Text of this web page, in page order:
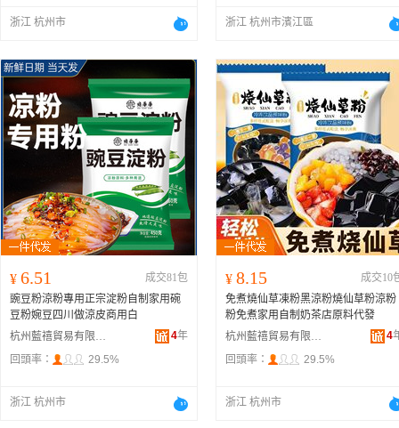
浙江 杭州市 浙江 杭州市濱江區
¥ 6.51
成交81包
豌豆粉涼粉專用正宗淀粉自制家用碗
豆粉婉豆四川做涼皮商用白
杭州藍禧貿易有限公司
4年
回頭率：
29.5%
浙江 杭州市
¥ 8.15
成交10
免煮燒仙草凍粉黑涼粉燒仙草粉涼粉
粉免煮家用自制奶茶店原料代發
杭州藍禧貿易有限公司
4
回頭率：
29.5%
浙江 杭州市